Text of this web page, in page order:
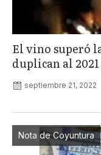
El vino superó
duplican al 2021
septiembre 21, 2022
Nota de Coyuntura